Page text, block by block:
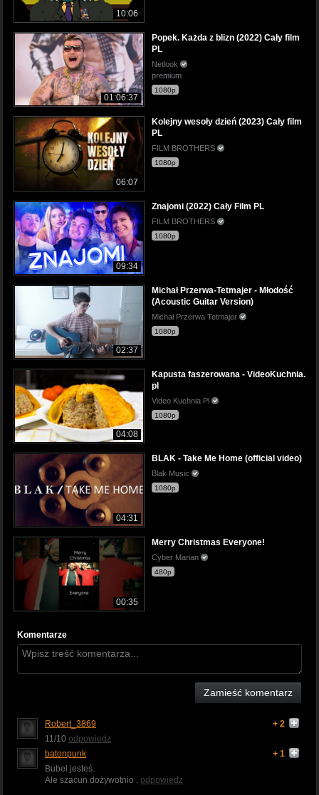
10:06
01:06:37
Popek. Każda z blizn (2022) Cały film
PL
Netlook
premium
1080p
06:07
Kolejny wesoły dzień (2023) Cały film
PL
FILM BROTHERS
1080p
09:34
Znajomi (2022) Cały Film PL
FILM BROTHERS
1080p
02:37
Michał Przerwa-Tetmajer - Młodość
(Acoustic Guitar Version)
Michał Przerwa Tetmajer
1080p
04:08
Kapusta faszerowana - VideoKuchnia.
pl
Video Kuchnia Pl
1080p
04:31
BLAK - Take Me Home (official video)
Blak Music
1080p
00:35
Merry Christmas Everyone!
Cyber Marian
480p
Komentarze
Zamieść komentarz
Robert_3869
+ 2
11/10 odpowiedz
batonpunk
+ 1
Bubel jesteś.
Ale szacun dożywotnio . odpowiedz